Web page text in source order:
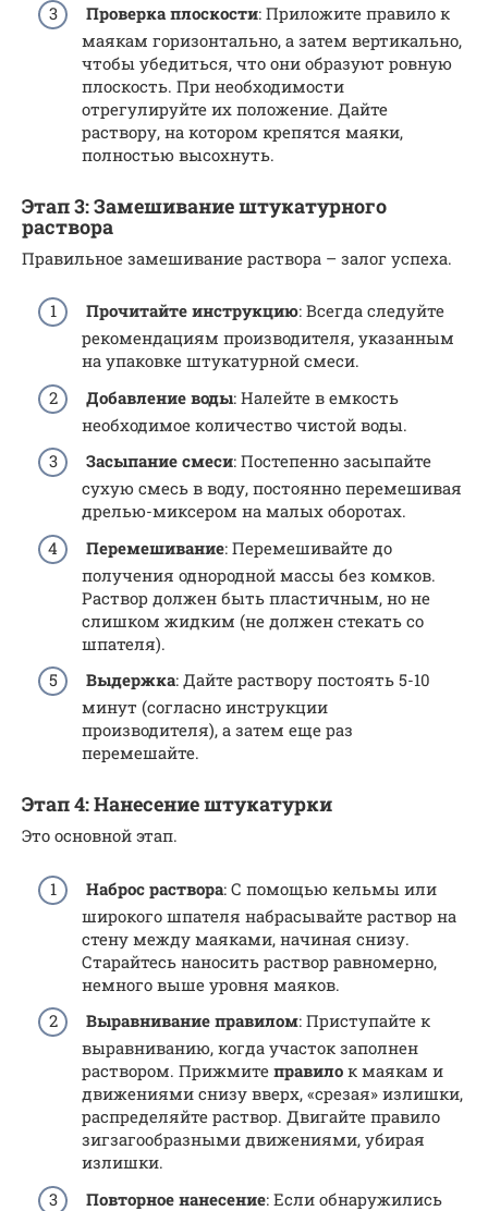
Проверка плоскости: Приложите правило к
маякам горизонтально, а затем вертикально,
чтобы убедиться, что они образуют ровную
плоскость. При необходимости
отрегулируйте их положение. Дайте
раствору, на котором крепятся маяки,
полностью высохнуть.
Этап 3: Замешивание штукатурного
раствора
Правильное замешивание раствора – залог успеха.
Прочитайте инструкцию: Всегда следуйте
рекомендациям производителя, указанным
на упаковке штукатурной смеси.
Добавление воды: Налейте в емкость
необходимое количество чистой воды.
Засыпание смеси: Постепенно засыпайте
сухую смесь в воду, постоянно перемешивая
дрелью-миксером на малых оборотах.
Перемешивание: Перемешивайте до
получения однородной массы без комков.
Раствор должен быть пластичным, но не
слишком жидким (не должен стекать со
шпателя).
Выдержка: Дайте раствору постоять 5-10
минут (согласно инструкции
производителя), а затем еще раз
перемешайте.
Этап 4: Нанесение штукатурки
Это основной этап.
Наброс раствора: С помощью кельмы или
широкого шпателя набрасывайте раствор на
стену между маяками, начиная снизу.
Старайтесь наносить раствор равномерно,
немного выше уровня маяков.
Выравнивание правилом: Приступайте к
выравниванию, когда участок заполнен
раствором. Прижмите правило к маякам и
движениями снизу вверх, «срезая» излишки,
распределяйте раствор. Двигайте правило
зигзагообразными движениями, убирая
излишки.
Повторное нанесение: Если обнаружились